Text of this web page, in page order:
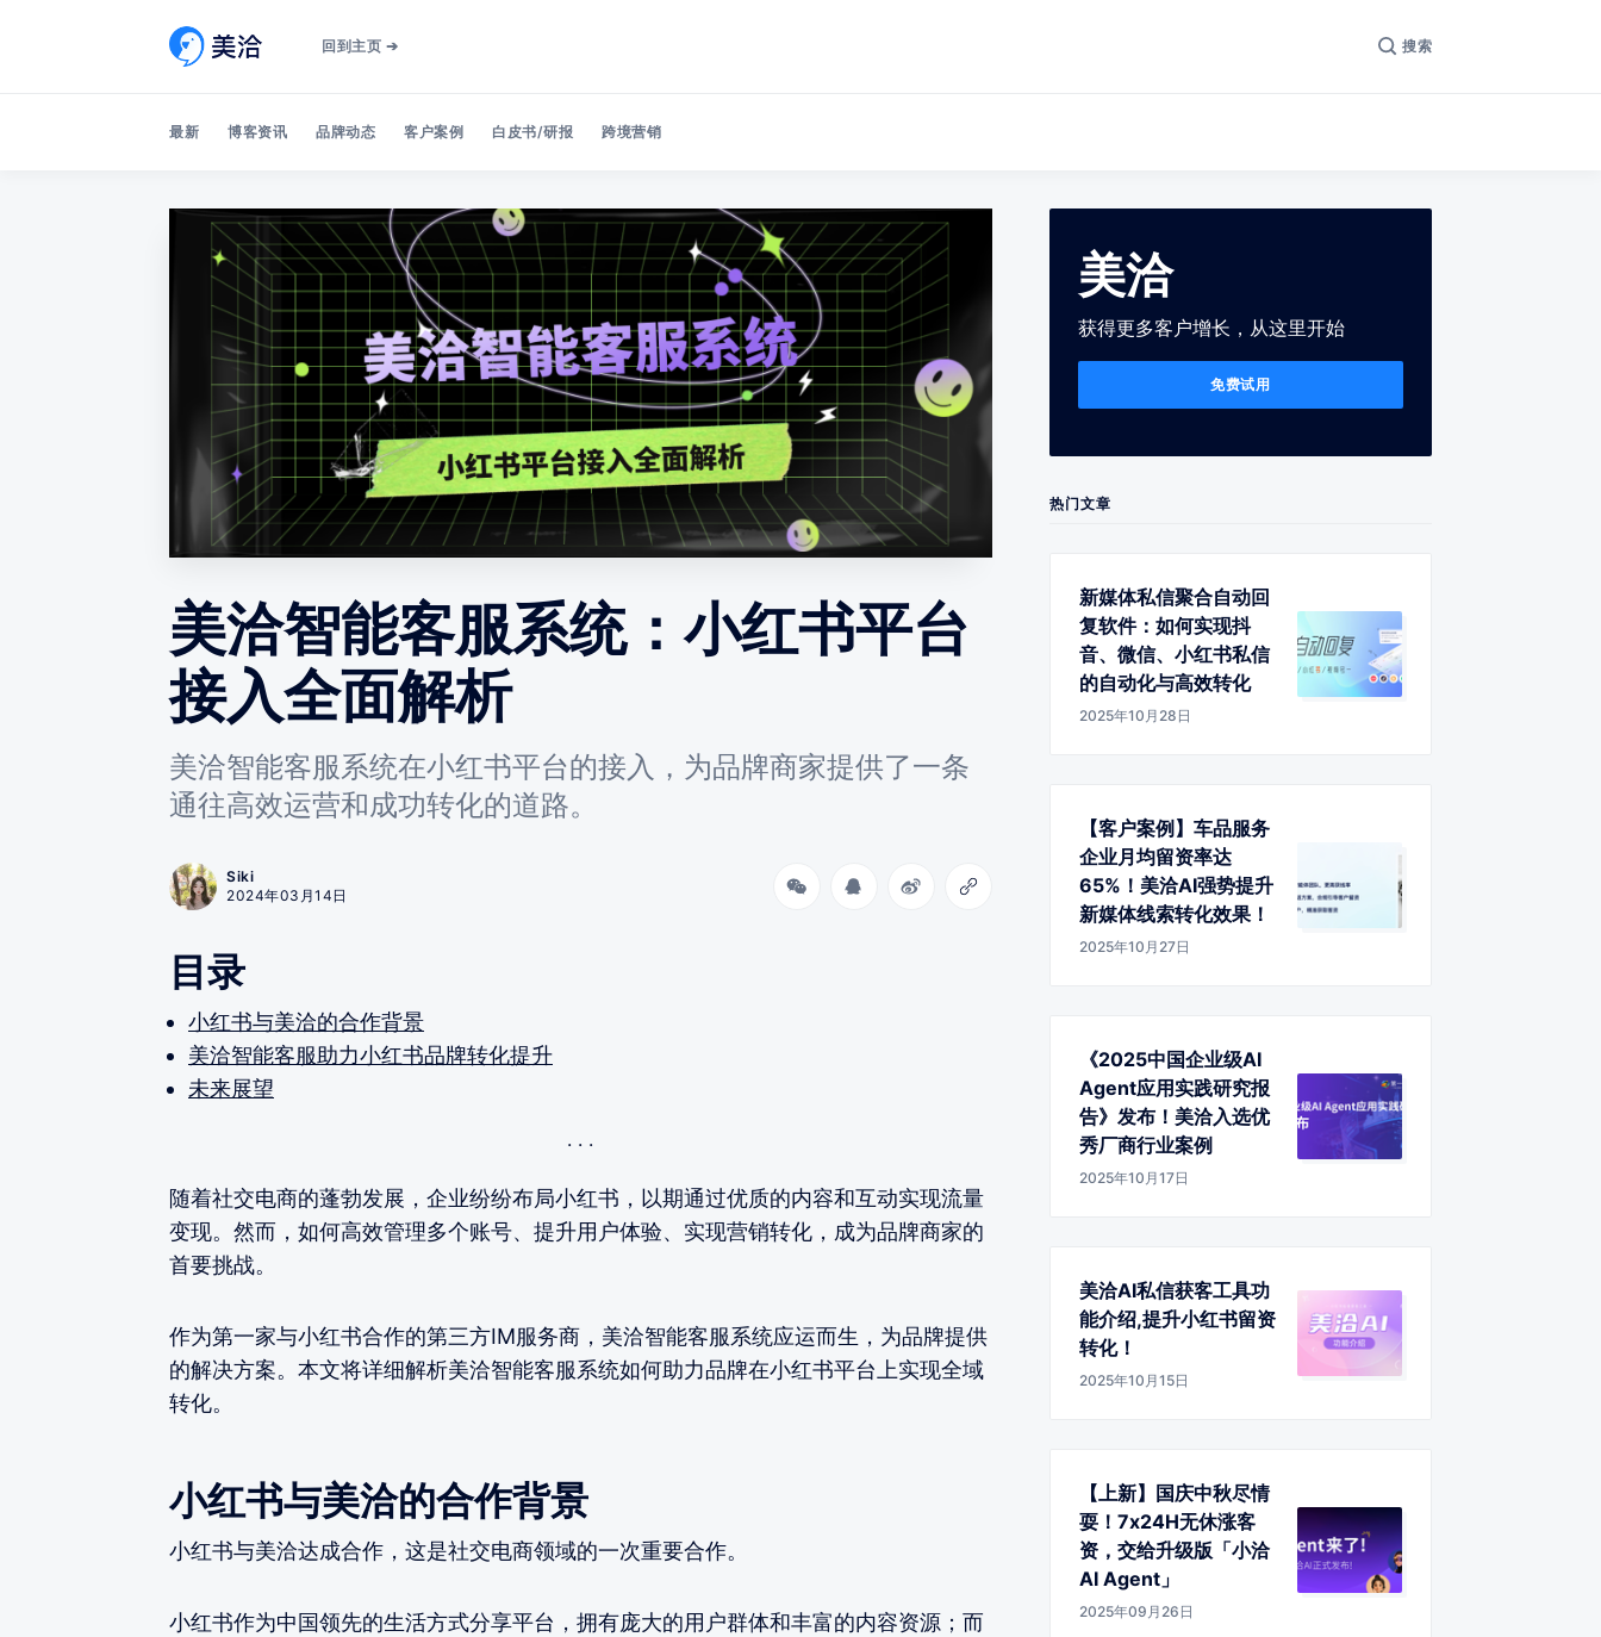
回到主页 ➔ 搜索
Search 美洽博客
最新 博客资讯 品牌动态 客户案例 白皮书/研报 跨境营销
美洽智能客服系统：小红书平台
接入全面解析
美洽智能客服系统在小红书平台的接入，为品牌商家提供了一条
通往高效运营和成功转化的道路。
Siki
2024年03月14日
目录
小红书与美洽的合作背景
美洽智能客服助力小红书品牌转化提升
未来展望
随着社交电商的蓬勃发展，企业纷纷布局小红书，以期通过优质的内容和互动实现流量
变现。然而，如何高效管理多个账号、提升用户体验、实现营销转化，成为品牌商家的
首要挑战。
作为第一家与小红书合作的第三方IM服务商，美洽智能客服系统应运而生，为品牌提供
的解决方案。本文将详细解析美洽智能客服系统如何助力品牌在小红书平台上实现全域
转化。
小红书与美洽的合作背景
小红书与美洽达成合作，这是社交电商领域的一次重要合作。
小红书作为中国领先的生活方式分享平台，拥有庞大的用户群体和丰富的内容资源；而
美洽
获得更多客户增长，从这里开始
免费试用
热门文章
新媒体私信聚合自动回
复软件：如何实现抖
音、微信、小红书私信
的自动化与高效转化
2025年10月28日
【客户案例】车品服务
企业月均留资率达
65%！美洽AI强势提升
新媒体线索转化效果！
2025年10月27日
《2025中国企业级AI
Agent应用实践研究报
告》发布！美洽入选优
秀厂商行业案例
2025年10月17日
美洽AI私信获客工具功
能介绍,提升小红书留资
转化！
2025年10月15日
【上新】国庆中秋尽情
耍！7x24H无休涨客
资，交给升级版「小洽
AI Agent」
2025年09月26日